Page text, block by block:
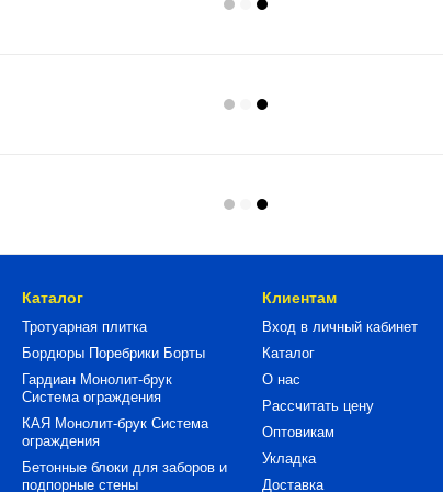
Каталог
Тротуарная плитка
Бордюры Поребрики Борты
Гардиан Монолит-брук
Система ограждения
КАЯ Монолит-брук Система
ограждения
Бетонные блоки для заборов и
подпорные стены
Клиентам
Вход в личный кабинет
Каталог
О нас
Рассчитать цену
Оптовикам
Укладка
Доставка